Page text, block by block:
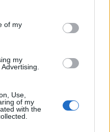
purposes in below Google
of my
my
Use,
of my
with the